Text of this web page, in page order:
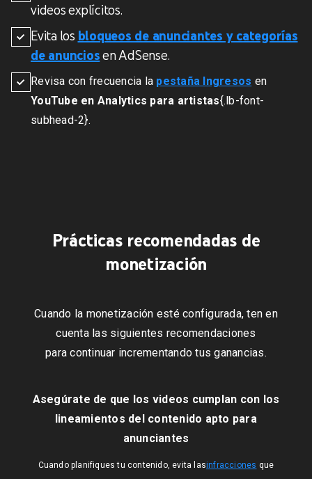
videos explícitos.
Evita los bloqueos de anunciantes y categorías
de anunciosen AdSense.
Revisa con frecuencia la pestaña Ingresos en
YouTube en Analytics para artistas{.lb-font-
subhead-2}.
Prácticas recomendadas de
monetización
Cuando la monetización esté configurada, ten en
cuenta las siguientes recomendaciones
para continuar incrementando tus ganancias.
Asegúrate de que los videos cumplan con los
lineamientos del contenido apto para
anunciantes
Cuando planifiques tu contenido, evita lasinfracciones que